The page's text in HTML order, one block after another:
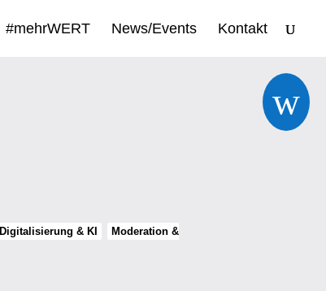
#mehrWERT News/Events Kontakt
Digitalisierung & KI
Moderation &
w